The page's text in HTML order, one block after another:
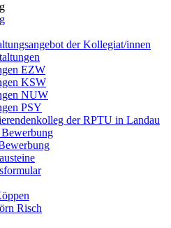
der Kollegiat/innen
EZW
KSW
NUW
PSY
der RPTU in Landau
Risch